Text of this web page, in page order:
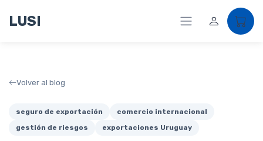
LUSI
Volver al blog
seguro de exportación
comercio internacional
gestión de riesgos
exportaciones Uruguay